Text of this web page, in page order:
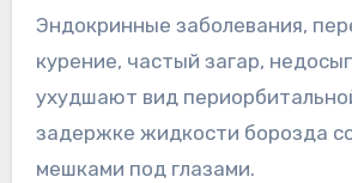
Эндокринные заболевания,
курение, частый загар,
ухудшают вид
задержке жидкости борозда
мешками под глазами.